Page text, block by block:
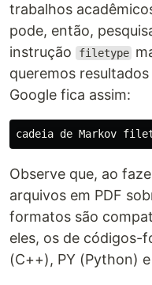
trabalhos
pode, então,
instrução
filetype
queremos
Google fica assim:
Observe que, ao
arquivos em PDF
formatos são
eles, os de códigos-
(C++), PY (Python)